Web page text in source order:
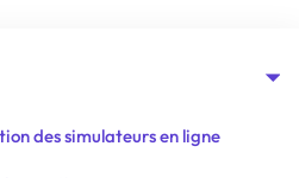
des simulateurs en ligne